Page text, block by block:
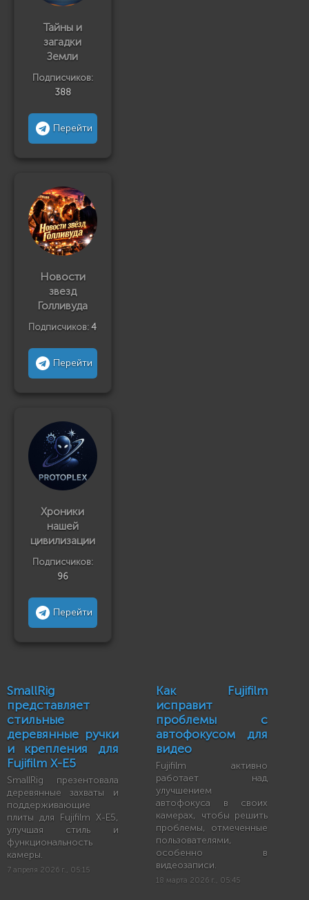
Тайны и
загадки
Земли
Подписчиков:
388
Перейти
Новости
звезд
Голливуда
Подписчиков:4
Перейти
Хроники
нашей
цивилизации
Подписчиков:
96
Перейти
SmallRig
представляет
стильные
деревянные ручки
и крепления для
Fujifilm X-E5
SmallRig презентовала
деревянные захваты и
поддерживающие
плиты для Fujifilm X-E5,
улучшая стиль и
функциональность
камеры.
7 апреля 2026 г., 05:15
Как Fujifilm
исправит
проблемы с
автофокусом для
видео
Fujifilm активно
работает над
улучшением
автофокуса в своих
камерах, чтобы решить
проблемы, отмеченные
пользователями,
особенно в
видеозаписи.
18 марта 2026 г., 05:45